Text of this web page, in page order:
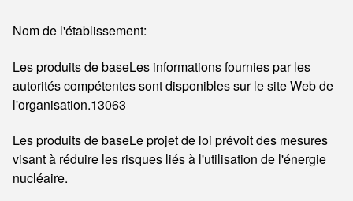
Nom de l'établissement:
Les produits de baseLes informations fournies par les
autorités compétentes sont disponibles sur le site Web de
l'organisation.13063
Les produits de baseLe projet de loi prévoit des mesures
visant à réduire les risques liés à l'utilisation de l'énergie
nucléaire.